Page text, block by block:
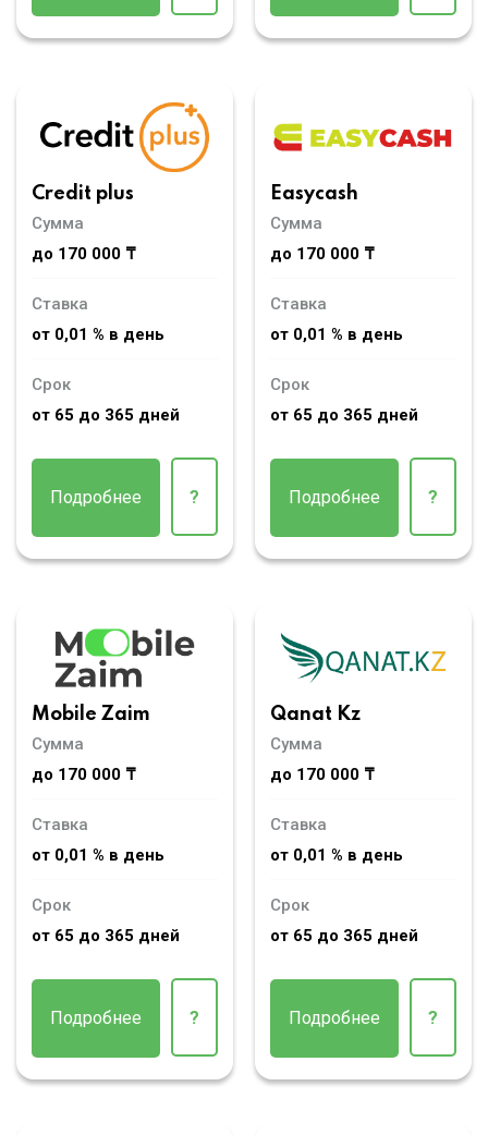
Credit plus
Сумма
до 170 000 ₸
Ставка
от 0,01 % в день
Срок
от 65 до 365 дней
Подробнее ?
Easycash
Сумма
до 170 000 ₸
Ставка
от 0,01 % в день
Срок
от 65 до 365 дней
Подробнее ?
Mobile Zaim
Сумма
до 170 000 ₸
Ставка
от 0,01 % в день
Срок
от 65 до 365 дней
Подробнее ?
Qanat Kz
Сумма
до 170 000 ₸
Ставка
от 0,01 % в день
Срок
от 65 до 365 дней
Подробнее ?